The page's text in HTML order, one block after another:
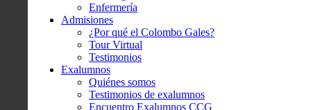
Enfermería
Admisiones
¿Por qué el Colombo Gales?
Tour Virtual
Testimonios
Exalumnos
Quiénes somos
Testimonios de exalumnos
Encuentro Exalumnos CCG